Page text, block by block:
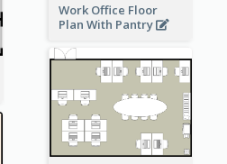
Work Office Floor
Plan With Pantry